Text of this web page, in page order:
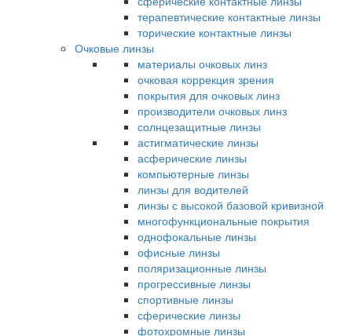
терапевтические контактные линзы
торические контактные линзы
Очковые линзы
материалы очковых линз
очковая коррекция зрения
покрытия для очковых линз
производители очковых линз
солнцезащитные линзы
астигматические линзы
асферические линзы
компьютерные линзы
линзы для водителей
линзы с высокой базовой кривизной
многофункциональные покрытия
однофокальные линзы
офисные линзы
поляризационные линзы
прогрессивные линзы
спортивные линзы
сферические линзы
фотохромные линзы